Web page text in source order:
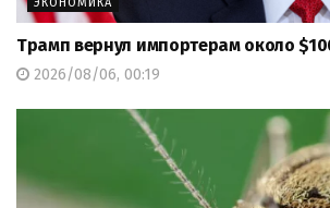
ЭКОНОМИКА
Трамп вернул импортерам около
2026/08/06, 00:19